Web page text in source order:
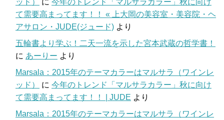
ッド） に 今年のトレンド「マルサラカラー」秋に向け
て需要高まってます！！ « 上大岡の美容室・美容院・ヘ
アサロン・JUDE(ジュード) より
五輪書より学ぶ！二天一流を示した宮本武蔵の哲学書！
に あーりー より
Marsala：2015年のテーマカラーはマルサラ（ワインレ
ッド）
に 今年のトレンド「マルサラカラー」秋に向け
て需要高まってます！！ | JUDE より
Marsala：2015年のテーマカラーはマルサラ（ワインレ